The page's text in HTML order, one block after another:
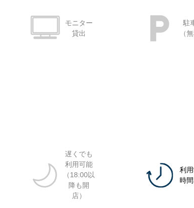
モニター
貸出
駐
（
遅くでも
利用可能
（18:00以
降も開
店）
利
時